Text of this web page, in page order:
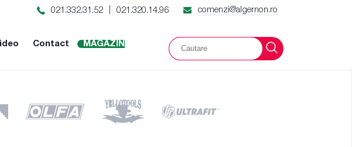
021.332.31.52 021.320.14.96 comenzi@algernon.ro
Contact
MAGAZIN